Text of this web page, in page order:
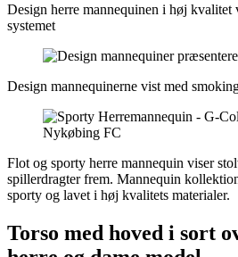
Design herre mannequinen i høj
systemet
Design mannequinerne vist med
Flot og sporty herre mannequin viser
spillerdragter frem. Mannequin
sporty og lavet i høj kvalitets materialer.
Torso med hoved i sort